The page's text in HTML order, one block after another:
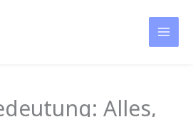
Alles,